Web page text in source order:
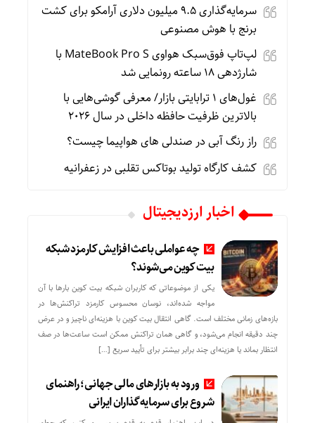
سرمایه‌گذاری ۹.۵ میلیون دلاری آرامکو برای کشت
برنج با هوش مصنوعی
لپ‌تاپ فوق‌سبک هواوی MateBook Pro S با
شارژدهی ۱۸ ساعته رونمایی شد
غول‌های ۱ ترابایتی بازار/ معرفی گوشی‌هایی با
بالاترین ظرفیت حافظه داخلی در سال ۲۰۲۶
راز رنگ آبی در صندلی های هواپیما چیست؟
کشف کارگاه تولید بوتاکس تقلبی در زعفرانیه
اخبار ارزدیجیتال
چه عواملی باعث افزایش کارمزد شبکه
بیت کوین می‌شوند؟
یکی از موضوعاتی که کاربران شبکه بیت کوین بارها با آن
مواجه شده‌اند، نوسان محسوس کارمزد تراکنش‌ها در
بازه‌های زمانی مختلف است. گاهی انتقال بیت کوین با هزینه‌ای ناچیز و در عرض
چند دقیقه انجام می‌شود، و گاهی همان تراکنش ممکن است ساعت‌ها در صف
انتظار بماند یا هزینه‌ای چند برابر بیشتر برای تأیید سریع […]
ورود به بازارهای مالی جهانی؛ راهنمای
شروع برای سرمایه‌گذاران ایرانی